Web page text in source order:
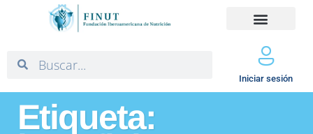
Iniciar sesión
Etiqueta: